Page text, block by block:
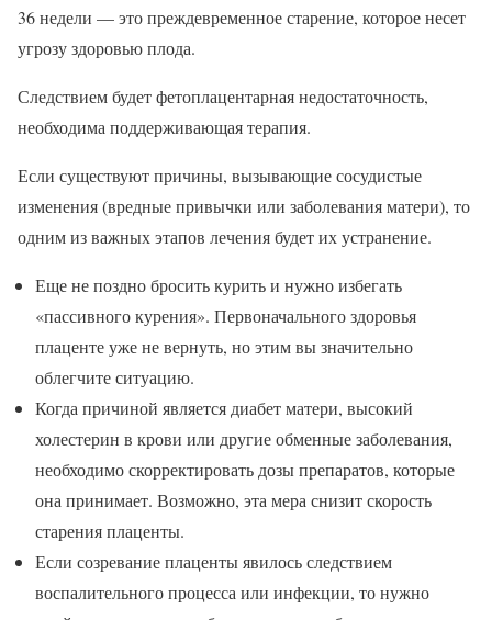
36 недели — это преждевременное старение, которое несет
угрозу здоровью плода.
Следствием будет фетоплацентарная недостаточность,
необходима поддерживающая терапия.
Если существуют причины, вызывающие сосудистые
изменения (вредные привычки или заболевания матери), то
одним из важных этапов лечения будет их устранение.
Еще не поздно бросить курить и нужно избегать
«пассивного курения». Первоначального здоровья
плаценте уже не вернуть, но этим вы значительно
облегчите ситуацию.
Когда причиной является диабет матери, высокий
холестерин в крови или другие обменные заболевания,
необходимо скорректировать дозы препаратов, которые
она принимает. Возможно, эта мера снизит скорость
старения плаценты.
Если созревание плаценты явилось следствием
воспалительного процесса или инфекции, то нужно